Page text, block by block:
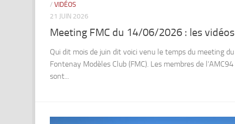
/ VIDÉOS
21 JUIN 2026
Meeting FMC du 14/06/2026 : les vidéos
Qui dit mois de juin dit voici venu le temps du meeting du
Fontenay Modèles Club (FMC). Les membres de l’AMC94
sont...